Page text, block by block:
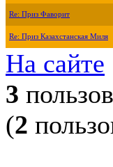
Re: Приз Фаворит
Re: Приз Казахстанская Миля
На сайте
3
(2